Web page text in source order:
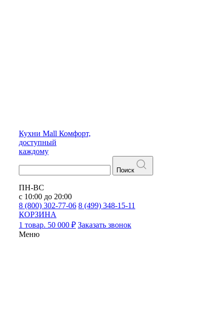
Кухни Mall Комфорт,
доступный
каждому
Поиск
ПН-ВС
с 10:00 до 20:00
8 (800) 302-77-06 8 (499) 348-15-11
КОРЗИНА
1 товар. 50 000 ₽ Заказать звонок
Меню